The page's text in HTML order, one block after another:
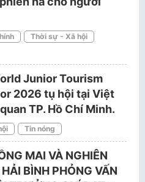
Thời sự - Xã hội
Junior Tourism
2026 tụ hội tại Việt
TP. Hồ Chí Minh.
Tin nóng
MAI VÀ NGHIÊN
BÌNH PHỎNG VẤN